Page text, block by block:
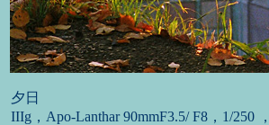
夕日
IIIg，Apo-Lanthar 90mmF3.5/ F8，1/250